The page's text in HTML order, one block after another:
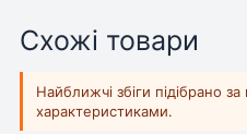
Схожі товари
Найближчі збіги підібрано
характеристиками.